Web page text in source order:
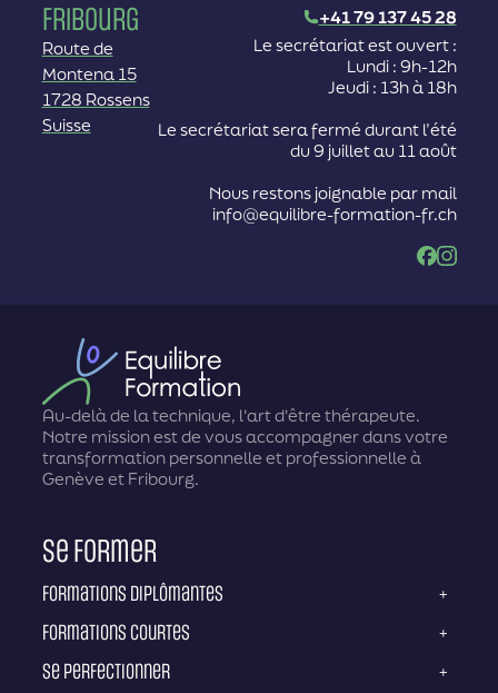
Fribourg
+41 79 137 45 28
Route de
Montena 15
1728 Rossens
Suisse
Le secrétariat est ouvert :
Lundi : 9h-12h
Jeudi : 13h à 18h
Le secrétariat sera fermé durant l’été
du 9 juillet au 11 août
Nous restons joignable par mail
info@equilibre-formation-fr.ch
Facebook
Au-delà de la technique, l'art d'être thérapeute.
Notre mission est de vous accompagner dans votre
transformation personnelle et professionnelle à
Genève et Fribourg.
Se former
Formations diplômantes +
Formations courtes +
Se perfectionner +